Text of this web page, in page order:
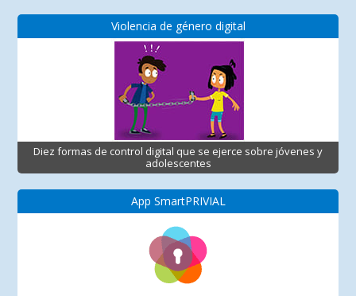
Violencia de género digital
Diez formas de control digital que se ejerce sobre jóvenes y
adolescentes
App SmartPRIVIAL